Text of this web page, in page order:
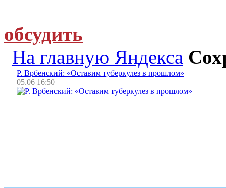
обсудить
На главную Яндекса
Р. Врбенский: «Оставим туберкулез в прошлом»
05.06 16:50